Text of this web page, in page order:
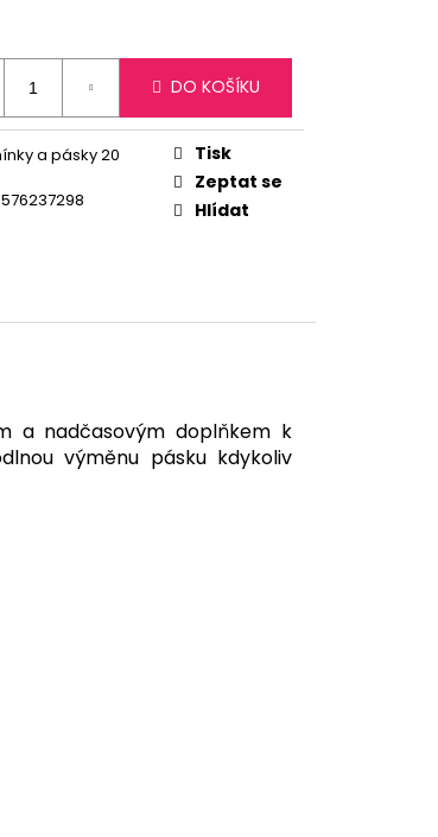
DO KOŠÍKU
a pásky 20
Tisk
Zeptat se
Hlídat
a nadčasovým doplňkem k
výměnu pásku kdykoliv